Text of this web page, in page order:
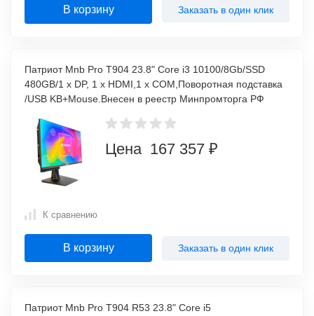
В корзину Заказать в один клик
Патриот Mnb Pro T904 23.8" Core i3 10100/8Gb/SSD
480GB/1 x DP, 1 x HDMI,1 x COM,Поворотная подставка
/USB KB+Mouse.Внесен в реестр Минпромторга РФ
Цена 167 357 ₽
К сравнению
В корзину Заказать в один клик
Патриот Mnb Pro T904 R53 23.8" Core i5